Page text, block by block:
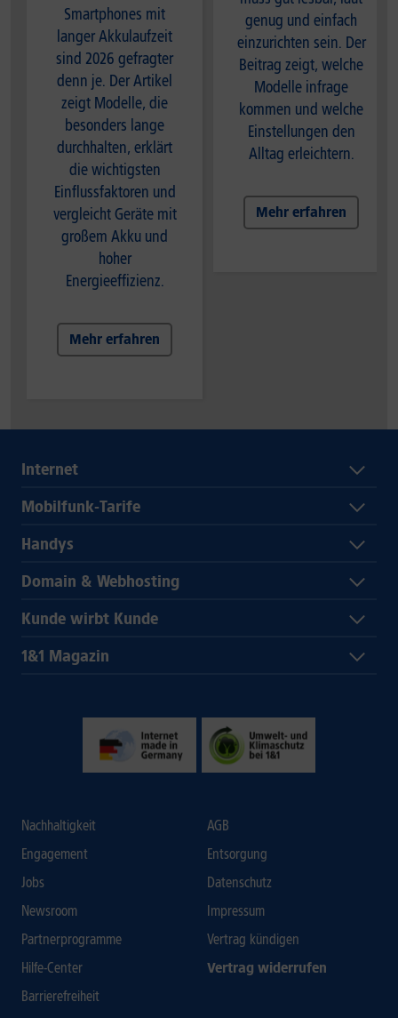
Smartphones mit
langer Akkulaufzeit
sind 2026 gefragter
denn je. Der Artikel
zeigt Modelle, die
besonders lange
durchhalten, erklärt
die wichtigsten
Einflussfaktoren und
vergleicht Geräte mit
großem Akku und
hoher
Energieeffizienz.
Mehr erfahren
genug und einfach
einzurichten sein. Der
Beitrag zeigt, welche
Modelle infrage
kommen und welche
Einstellungen den
Alltag erleichtern.
Mehr erfahren
Internet
Mobilfunk-Tarife
Handys
Domain & Webhosting
Kunde wirbt Kunde
1&1 Magazin
Nachhaltigkeit
Engagement
Jobs
Newsroom
Partnerprogramme
Hilfe-Center
Barrierefreiheit
AGB
Entsorgung
Datenschutz
Impressum
Vertrag kündigen
Vertrag widerrufen